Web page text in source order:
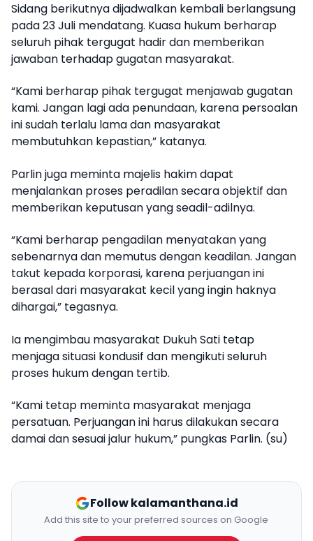
Sidang berikutnya dijadwalkan kembali berlangsung
pada 23 Juli mendatang. Kuasa hukum berharap
seluruh pihak tergugat hadir dan memberikan
jawaban terhadap gugatan masyarakat.
“Kami berharap pihak tergugat menjawab gugatan
kami. Jangan lagi ada penundaan, karena persoalan
ini sudah terlalu lama dan masyarakat
membutuhkan kepastian,” katanya.
Parlin juga meminta majelis hakim dapat
menjalankan proses peradilan secara objektif dan
memberikan keputusan yang seadil-adilnya.
“Kami berharap pengadilan menyatakan yang
sebenarnya dan memutus dengan keadilan. Jangan
takut kepada korporasi, karena perjuangan ini
berasal dari masyarakat kecil yang ingin haknya
dihargai,” tegasnya.
Ia mengimbau masyarakat Dukuh Sati tetap
menjaga situasi kondusif dan mengikuti seluruh
proses hukum dengan tertib.
“Kami tetap meminta masyarakat menjaga
persatuan. Perjuangan ini harus dilakukan secara
damai dan sesuai jalur hukum,” pungkas Parlin. (su)
Follow kalamanthana.id
Add this site to your preferred sources on Google